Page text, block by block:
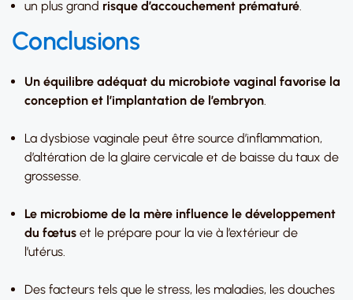
un plus grand risque d’accouchement prématuré.
Conclusions
Un équilibre adéquat du microbiote vaginal favorise la
conception et l’implantation de l’embryon.
La dysbiose vaginale peut être source d’inflammation,
d’altération de la glaire cervicale et de baisse du taux de
grossesse.
Le microbiome de la mère influence le développement
du fœtus et le prépare pour la vie à l’extérieur de
l’utérus.
Des facteurs tels que le stress, les maladies, les douches